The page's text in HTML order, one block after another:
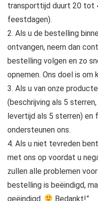
transporttijd duurt 20 tot
feestdagen).
2. Als u de bestelling
ontvangen, neem dan
bestelling volgen en zo
opnemen. Ons doel is
3. Als u van onze
(beschrijving als 5
levertijd als 5 sterren)
ondersteunen ons.
4. Als u niet tevreden
met ons op voordat u
zullen alle problemen
bestelling is beëindigd,
geëindigd.
Bedankt!”